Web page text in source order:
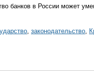
банков в России может
, законодательство,